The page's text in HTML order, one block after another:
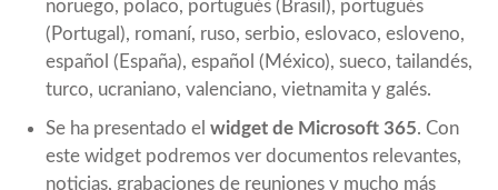
noruego, polaco, portugués (Brasil), portugués
(Portugal), romaní, ruso, serbio, eslovaco, esloveno,
español (España), español (México), sueco, tailandés,
turco, ucraniano, valenciano, vietnamita y galés.
Se ha presentado el widget de Microsoft 365. Con
este widget podremos ver documentos relevantes,
noticias, grabaciones de reuniones y mucho más